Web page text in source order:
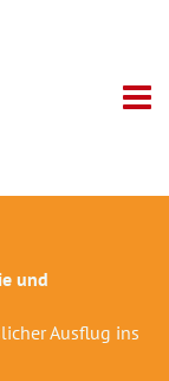
und
Ausflug ins